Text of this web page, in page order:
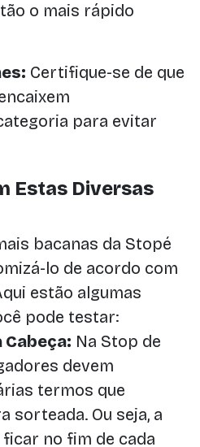
o mais rápido
Certifique-se de que
para evitar
Estas Diversas
bacanas da Stopé
lo de acordo com
estão algumas
pode testar:
Cabeça: Na Stop de
devem
termos que
sorteada. Ou seja, a
no fim de cada